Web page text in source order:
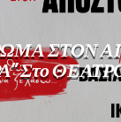
ΣΤΟΝ
Στο